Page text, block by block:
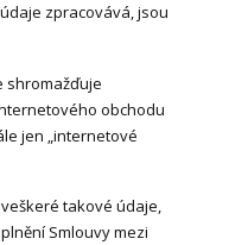
zpracovává, jsou
obchodu
jen „internetové
takové údaje,
Smlouvy mezi